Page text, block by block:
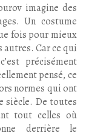
imagine des
Un costume
fois pour mieux
autres. Car ce qui
précisément
pensé, ce
normes qui ont
siècle. De toutes
tout celles où
derrière le